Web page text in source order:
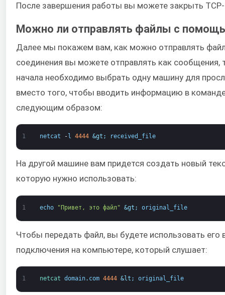
После завершения работы вы можете закрыть TCP-
Можно ли отправлять файлы с
Далее мы покажем вам, как можно отправлять
соединения вы можете отправлять как сообщения,
начала необходимо выбрать одну машину для
вместо того, чтобы вводить информацию в
следующим образом:
1 netcat - l 4444 &gt; received_file
На другой машине вам придется создать новый
которую нужно использовать:
1 echo "Привет, это файл" &gt; original_file
Чтобы передать файл, вы будете использовать его
подключения на компьютере, который слушает:
1 netcat domain. com 4444 &lt; original_file